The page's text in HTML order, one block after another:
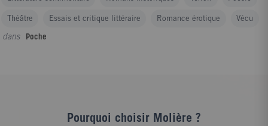
Théâtre Essais et critique littéraire Romance érotique Vécu
dans Poche
Pourquoi choisir Molière ?